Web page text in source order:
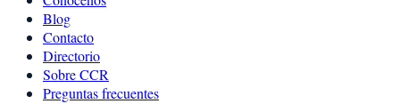
Blog
Contacto
Directorio
Sobre CCR
Preguntas frecuentes